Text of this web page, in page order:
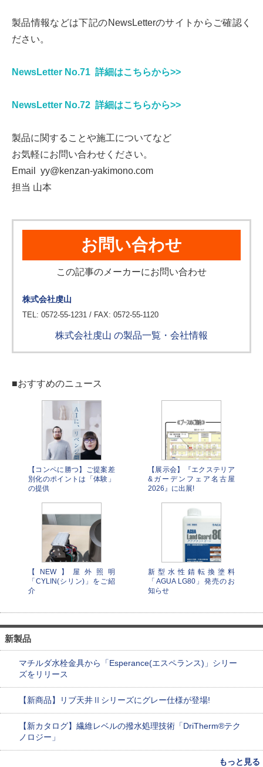
製品情報などは下記のNewsLetterのサイトからご確認く
ださい。
NewsLetter No.71 詳細はこちらから>>
NewsLetter No.72 詳細はこちらから>>
製品に関することや施工についてなど
お気軽にお問い合わせください。
Email yy@kenzan-yakimono.com
担当 山本
お問い合わせ
この記事のメーカーにお問い合わせ
株式会社虔山
TEL: 0572-55-1231 / FAX: 0572-55-1120
株式会社虔山 の製品一覧・会社情報
■おすすめのニュース
【コンペに勝つ】ご提案差
別化のポイントは「体験」
の提供
【展示会】『エクステリア
&ガーデンフェア名古屋
2026』に出展!
【NEW】屋外照明
「CYLIN(シリン)」をご紹
介
新型水性錆転換塗料
「AGUA LG80」発売のお
知らせ
新製品
マチルダ水栓金具から「Esperance(エスペランス)」シリー
ズをリリース
【新商品】リブ天井Ⅱシリーズにグレー仕様が登場!
【新カタログ】繊維レベルの撥水処理技術「DriTherm®テク
ノロジー」
もっと見る